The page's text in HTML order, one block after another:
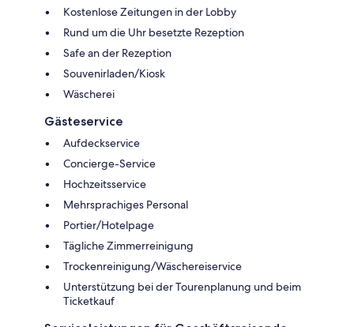
Kostenlose Zeitungen in der Lobby
Rund um die Uhr besetzte Rezeption
Safe an der Rezeption
Souvenirladen/Kiosk
Wäscherei
Gästeservice
Aufdeckservice
Concierge-Service
Hochzeitsservice
Mehrsprachiges Personal
Portier/Hotelpage
Tägliche Zimmerreinigung
Trockenreinigung/Wäschereiservice
Unterstützung bei der Tourenplanung und beim
Ticketkauf